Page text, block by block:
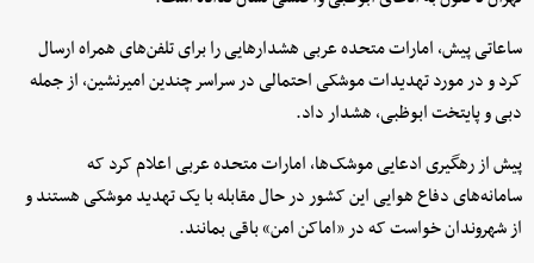
ساعاتی پیش، امارات متحده عربی هشدارهایی را برای تلفن‌های همراه ارسال
کرد و در مورد تهدیدات موشکی احتمالی در سراسر چندین امیرنشین، از جمله
دبی و پایتخت ابوظبی، هشدار داد.
پیش از رهگیری ادعایی موشک‌ها، امارات متحده عربی اعلام کرد که
سامانه‌های دفاع هوایی این کشور در حال مقابله با یک تهدید موشکی هستند و
از شهروندان خواست که در «اماکن امن» باقی بمانند.